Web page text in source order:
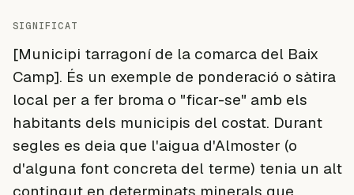
SIGNIFICAT
[Municipi tarragoní de la comarca del Baix
Camp]. És un exemple de ponderació o sàtira
local per a fer broma o "ficar-se" amb els
habitants dels municipis del costat. Durant
segles es deia que l'aigua d'Almoster (o
d'alguna font concreta del terme) tenia un alt